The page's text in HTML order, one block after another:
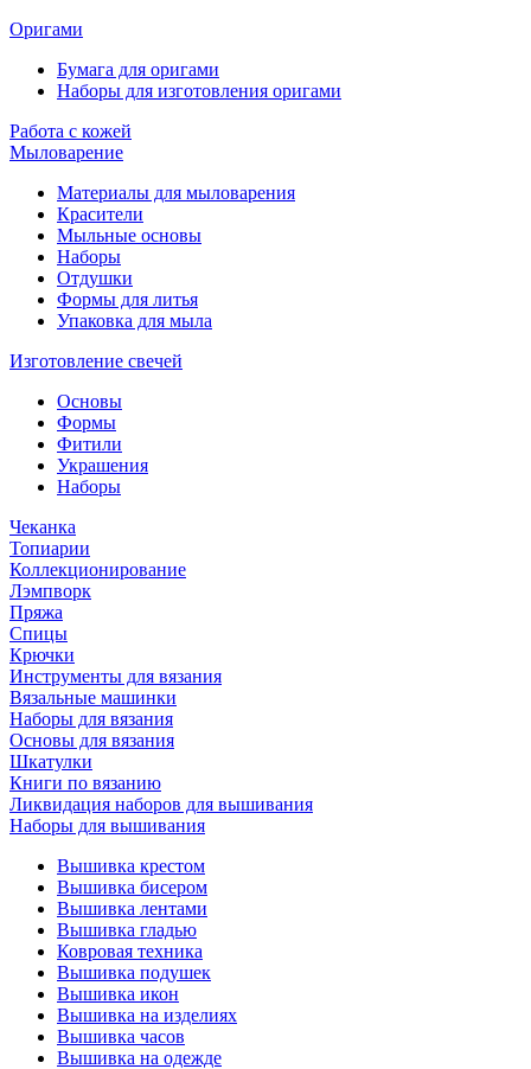
Оригами
Бумага для оригами
Наборы для изготовления оригами
Работа с кожей
Мыловарение
Материалы для мыловарения
Красители
Мыльные основы
Наборы
Отдушки
Формы для литья
Упаковка для мыла
Изготовление свечей
Основы
Формы
Фитили
Украшения
Наборы
Чеканка
Топиарии
Коллекционирование
Лэмпворк
Пряжа
Спицы
Крючки
Инструменты для вязания
Вязальные машинки
Наборы для вязания
Основы для вязания
Шкатулки
Книги по вязанию
Ликвидация наборов для вышивания
Наборы для вышивания
Вышивка крестом
Вышивка бисером
Вышивка лентами
Вышивка гладью
Ковровая техника
Вышивка подушек
Вышивка икон
Вышивка на изделиях
Вышивка часов
Вышивка на одежде